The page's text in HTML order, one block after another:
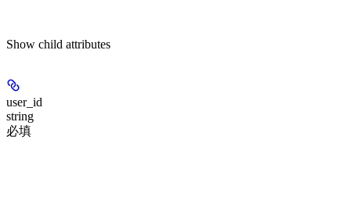
Show child attributes
user_id
string
必填